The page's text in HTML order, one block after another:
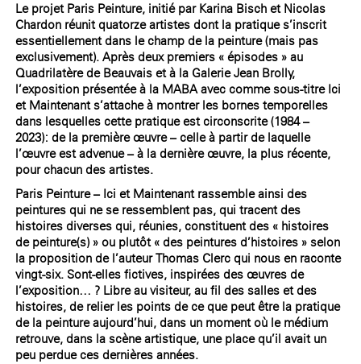
Le projet Paris Peinture, initié par Karina Bisch et Nicolas
Chardon réunit quatorze artistes dont la pratique s’inscrit
essentiellement dans le champ de la peinture (mais pas
exclusivement). Après deux premiers « épisodes » au
Quadrilatère de Beauvais et à la Galerie Jean Brolly,
l’exposition présentée à la MABA avec comme sous-titre Ici
et Maintenant s’attache à montrer les bornes temporelles
dans lesquelles cette pratique est circonscrite (1984 –
2023): de la première œuvre – celle à partir de laquelle
l’œuvre est advenue – à la dernière œuvre, la plus récente,
pour chacun des artistes.
Paris Peinture – Ici et Maintenant rassemble ainsi des
peintures qui ne se ressemblent pas, qui tracent des
histoires diverses qui, réunies, constituent des « histoires
de peinture(s) » ou plutôt « des peintures d’histoires » selon
la proposition de l’auteur Thomas Clerc qui nous en raconte
vingt-six. Sont-elles fictives, inspirées des œuvres de
l’exposition… ? Libre au visiteur, au fil des salles et des
histoires, de relier les points de ce que peut être la pratique
de la peinture aujourd’hui, dans un moment où le médium
retrouve, dans la scène artistique, une place qu’il avait un
peu perdue ces dernières années.